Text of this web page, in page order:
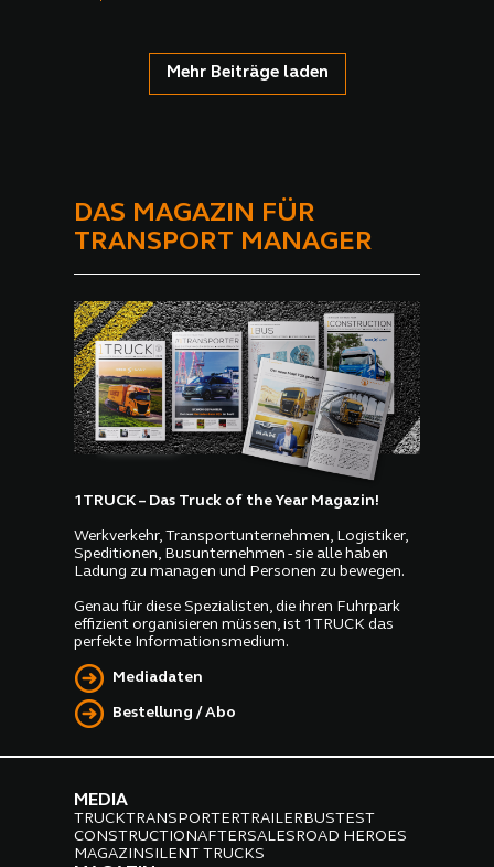
Mehr Beiträge laden
DAS MAGAZIN FÜR
TRANSPORT MANAGER
1TRUCK – Das Truck of the Year Magazin!
Werkverkehr, Transportunternehmen, Logistiker,
Speditionen, Busunternehmen - sie alle haben
Ladung zu managen und Personen zu bewegen.
Genau für diese Spezialisten, die ihren Fuhrpark
effizient organisieren müssen, ist 1TRUCK das
perfekte Informationsmedium.
Mediadaten
Bestellung / Abo
MEDIA
TRUCKTRANSPORTERTRAILERBUSTEST
CONSTRUCTIONAFTERSALESROAD HEROES
MAGAZINSILENT TRUCKS